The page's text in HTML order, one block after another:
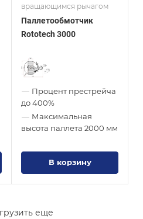
вращающимся рычагом
Паллетообмотчик
Rototech 3000
— Процент престрейча
до 400%
— Максимальная
высота паллета 2000 мм
В корзину
еще